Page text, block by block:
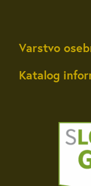
Varstvo
Katalog